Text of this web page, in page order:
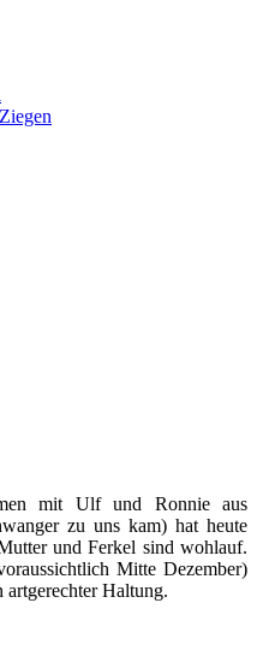
mit Ulf und Ronnie aus
zu uns kam) hat heute
und Ferkel sind wohlauf.
Mitte Dezember)
Haltung.